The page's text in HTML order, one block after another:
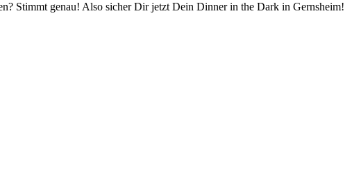
Stimmt genau! Also sicher Dir jetzt Dein Dinner in the Dark in Gernsheim!